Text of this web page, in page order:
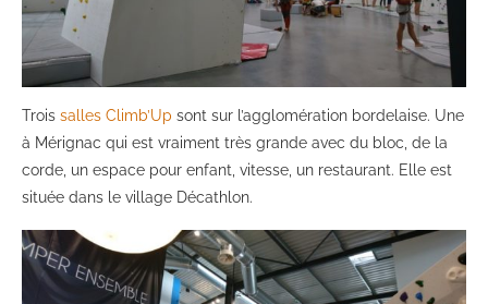
Trois salles Climb’Up sont sur l’agglomération bordelaise. Une
à Mérignac qui est vraiment très grande avec du bloc, de la
corde, un espace pour enfant, vitesse, un restaurant. Elle est
située dans le village Décathlon.